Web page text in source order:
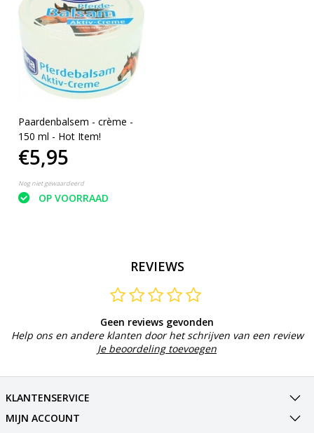
Paardenbalsem - crème -
150 ml - Hot Item!
€5,95
Nog niet gewaardeerd
OP VOORRAAD
REVIEWS
Geen reviews gevonden
Help ons en andere klanten door het schrijven van een review
Je beoordeling toevoegen
KLANTENSERVICE
MIJN ACCOUNT